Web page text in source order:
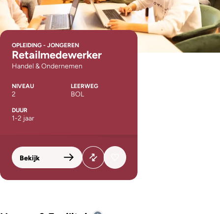
OPLEIDING - JONGEREN
Retailmedewerker
Handel & Ondernemen
NIVEAU
2
LEERWEG
BOL
DUUR
1-2 jaar
Bekijk